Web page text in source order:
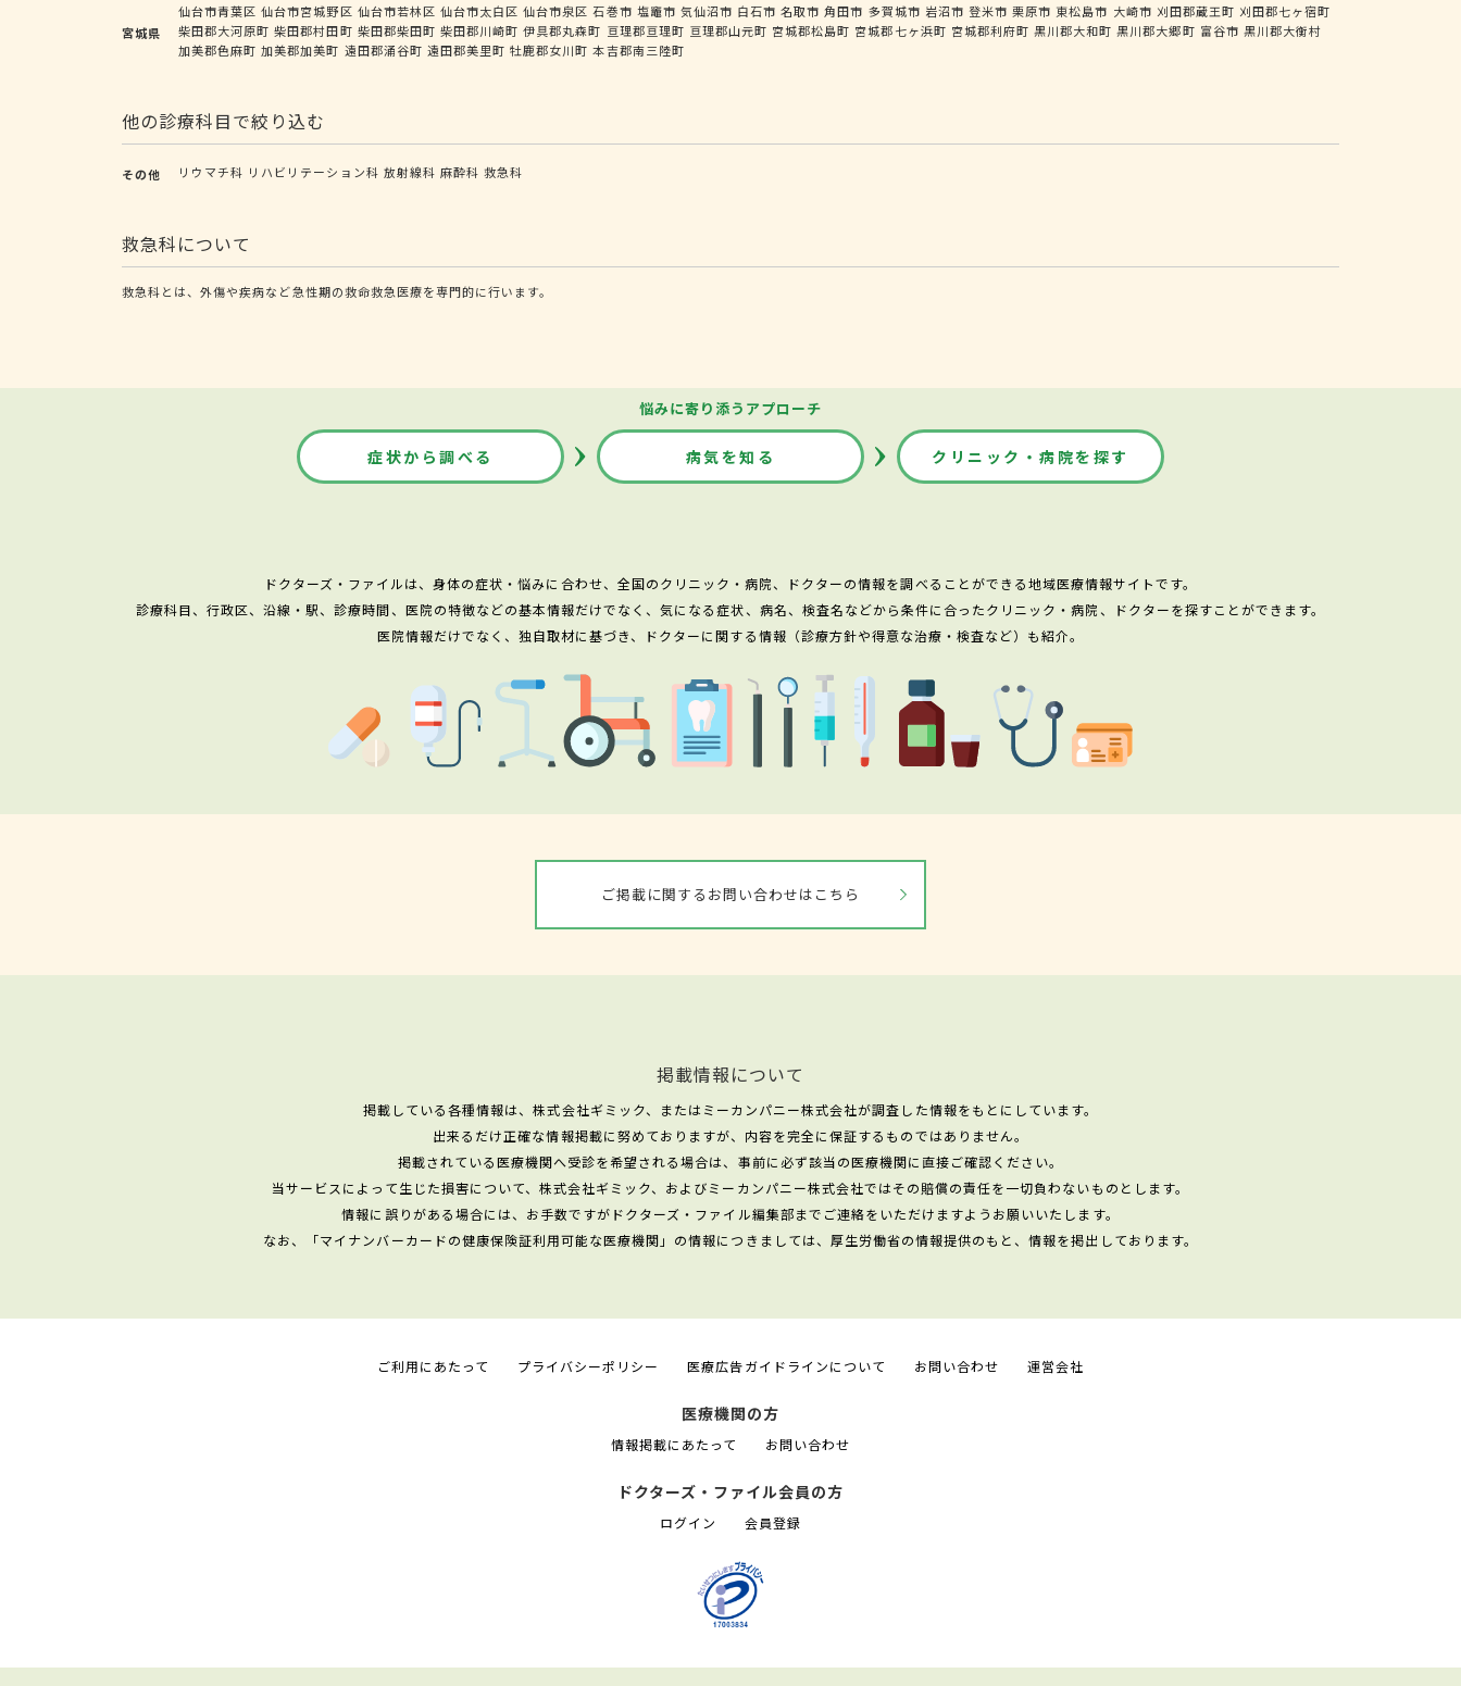
宮城県
仙台市青葉区 仙台市宮城野区 仙台市若林区 仙台市太白区 仙台市泉区 石巻市 塩竈市 気仙沼市 白石市 名取市 角田市 多賀城市 岩沼市 登米市 栗原市 東松島市 大崎市 刈田郡蔵王町 刈田郡七ヶ宿町
柴田郡大河原町 柴田郡村田町 柴田郡柴田町 柴田郡川崎町 伊具郡丸森町 亘理郡亘理町 亘理郡山元町 宮城郡松島町 宮城郡七ヶ浜町 宮城郡利府町 黒川郡大和町 黒川郡大郷町 富谷市 黒川郡大衡村
加美郡色麻町 加美郡加美町 遠田郡涌谷町 遠田郡美里町 牡鹿郡女川町 本吉郡南三陸町
他の診療科目で絞り込む
その他 リウマチ科 リハビリテーション科 放射線科 麻酔科 救急科
救急科について
救急科とは、外傷や疾病など急性期の救命救急医療を専門的に行います。
悩みに寄り添うアプローチ
症状から調べる 病気を知る クリニック・病院を探す
ドクターズ・ファイルは、身体の症状・悩みに合わせ、全国のクリニック・病院、ドクターの情報を調べることができる地域医療情報サイトです。
診療科目、行政区、沿線・駅、診療時間、医院の特徴などの基本情報だけでなく、気になる症状、病名、検査名などから条件に合ったクリニック・病院、ドクターを探すことができます。
医院情報だけでなく、独自取材に基づき、ドクターに関する情報（診療方針や得意な治療・検査など）も紹介。
ご掲載に関するお問い合わせはこちら
掲載情報について
掲載している各種情報は、株式会社ギミック、またはミーカンパニー株式会社が調査した情報をもとにしています。
出来るだけ正確な情報掲載に努めておりますが、内容を完全に保証するものではありません。
掲載されている医療機関へ受診を希望される場合は、事前に必ず該当の医療機関に直接ご確認ください。
当サービスによって生じた損害について、株式会社ギミック、およびミーカンパニー株式会社ではその賠償の責任を一切負わないものとします。
情報に誤りがある場合には、お手数ですがドクターズ・ファイル編集部までご連絡をいただけますようお願いいたします。
なお、「マイナンバーカードの健康保険証利用可能な医療機関」の情報につきましては、厚生労働省の情報提供のもと、情報を掲出しております。
ご利用にあたって プライバシーポリシー 医療広告ガイドラインについて お問い合わせ 運営会社
医療機関の方
情報掲載にあたって お問い合わせ
ドクターズ・ファイル会員の方
ログイン 会員登録